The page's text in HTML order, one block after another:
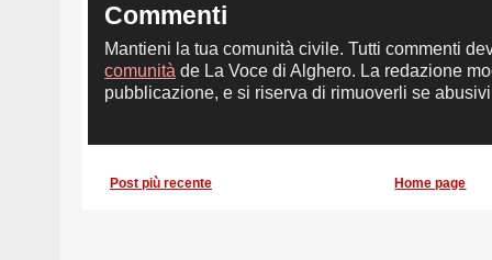
Commenti
Mantieni la tua comunità civile. Tutti commenti
comunità de La Voce di Alghero. La redazione
pubblicazione, e si riserva di rimuoverli se
Post più recente Home page